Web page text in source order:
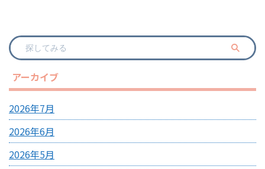
アーカイブ
2026年7月
2026年6月
2026年5月